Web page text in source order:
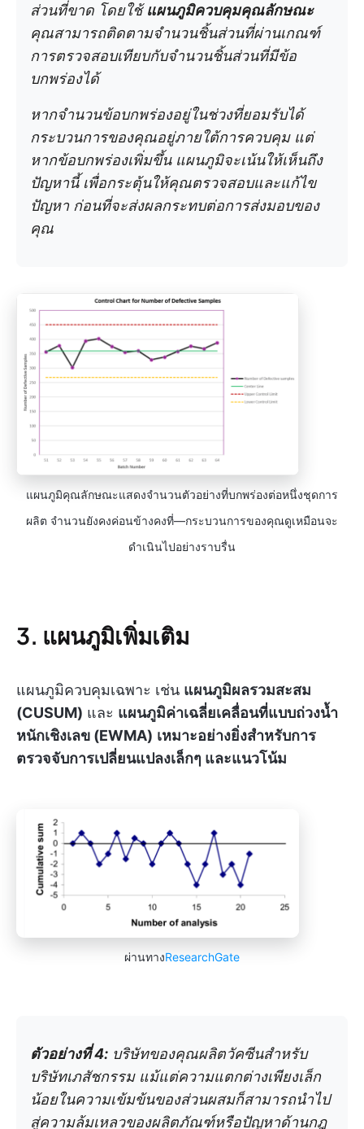
ส่วนที่ขาด โดยใช้แผนภูมิควบคุมคุณลักษณะ
คุณสามารถติดตามจำนวนชิ้นส่วนที่ผ่านเกณฑ์
การตรวจสอบเทียบกับจำนวนชิ้นส่วนที่มีข้อ
บกพร่องได้
หากจำนวนข้อบกพร่องอยู่ในช่วงที่ยอมรับได้
กระบวนการของคุณอยู่ภายใต้การควบคุม แต่
หากข้อบกพร่องเพิ่มขึ้น แผนภูมิจะเน้นให้เห็นถึง
ปัญหานี้ เพื่อกระตุ้นให้คุณตรวจสอบและแก้ไข
ปัญหา ก่อนที่จะส่งผลกระทบต่อการส่งมอบของ
คุณ
แผนภูมิคุณลักษณะแสดงจำนวนตัวอย่างที่บกพร่องต่อหนึ่งชุดการ
ผลิต จำนวนยังคงค่อนข้างคงที่—กระบวนการของคุณดูเหมือนจะ
ดำเนินไปอย่างราบรื่น
3. แผนภูมิเพิ่มเติม
แผนภูมิควบคุมเฉพาะ เช่น แผนภูมิผลรวมสะสม
(CUSUM) และ แผนภูมิค่าเฉลี่ยเคลื่อนที่แบบถ่วงน้ำ
หนักเชิงเลข (EWMA) เหมาะอย่างยิ่งสำหรับการ
ตรวจจับการเปลี่ยนแปลงเล็กๆ และแนวโน้ม
ผ่านทางResearchGate
ตัวอย่างที่ 4: บริษัทของคุณผลิตวัคซีนสำหรับ
บริษัทเภสัชกรรม แม้แต่ความแตกต่างเพียงเล็ก
น้อยในความเข้มข้นของส่วนผสมก็สามารถนำไป
สู่ความล้มเหลวของผลิตภัณฑ์หรือปัญหาด้านกฎ